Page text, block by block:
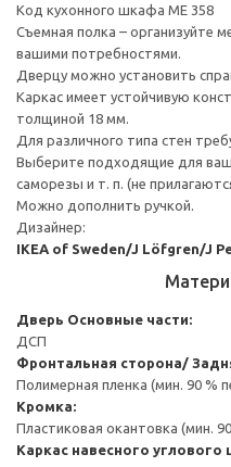
Код кухонного шкафа ME 358
Съемная полка – организуйте
вашими потребностями.
Дверцу можно установить
Каркас имеет устойчивую
толщиной 18 мм.
Для различного типа стен
Выберите подходящие для
саморезы и т. п. (не
Можно дополнить ручкой.
Дизайнер:
IKEA of Sweden/J Löfgren/J
Дверь Основные части:
ДСП
Фронтальная сторона/
Полимерная пленка (мин. 90 %
Кромка:
Пластиковая окантовка (мин.
Каркас навесного